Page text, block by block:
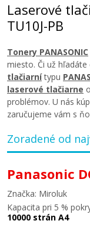
Laserové
TU10J-PB
Tonery PANASONIC
miesto. Či už
tlačiarnítypu
laserové tlačiarne
problémov. U nás
zaručujeme vám s
Zoradené od
Panasonic
Značka: Miroluk
Kapacita pri 5 %
10000 strán A4